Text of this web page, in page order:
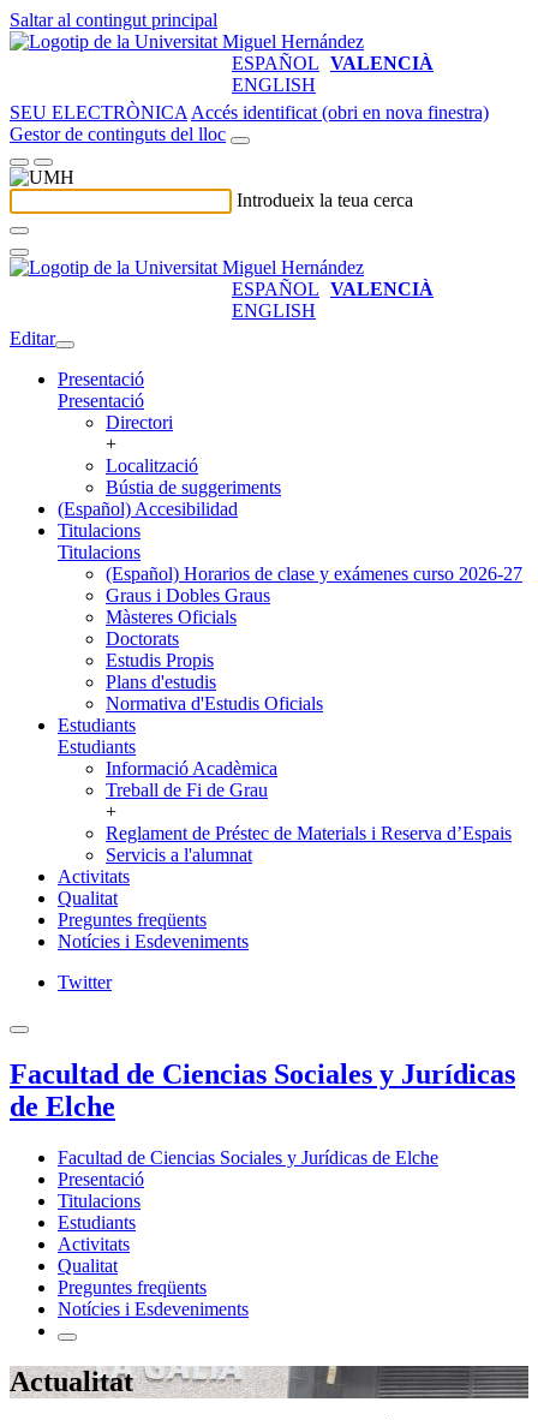
Saltar al contingut principal
ESPAÑOL VALENCIÀ
ENGLISH
SEU ELECTRÒNICA Accés identificat (obri en nova finestra)
Gestor de continguts del lloc
Introdueix la teua cerca
ESPAÑOL VALENCIÀ
ENGLISH
Editar
Presentació
Presentació
Directori
+
Localització
Bústia de suggeriments
(Español) Accesibilidad
Titulacions
Titulacions
(Español) Horarios de clase y exámenes curso 2026-27
Graus i Dobles Graus
Màsteres Oficials
Doctorats
Estudis Propis
Plans d'estudis
Normativa d'Estudis Oficials
Estudiants
Estudiants
Informació Acadèmica
Treball de Fi de Grau
+
Reglament de Préstec de Materials i Reserva d’Espais
Servicis a l'alumnat
Activitats
Qualitat
Preguntes freqüents
Notícies i Esdeveniments
Twitter
Facultad de Ciencias Sociales y Jurídicas
de Elche
Facultad de Ciencias Sociales y Jurídicas de Elche
Presentació
Titulacions
Estudiants
Activitats
Qualitat
Preguntes freqüents
Notícies i Esdeveniments
Actualitat